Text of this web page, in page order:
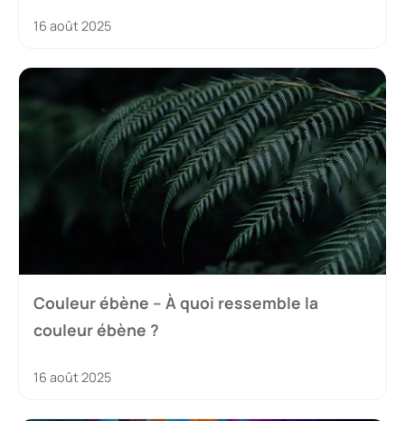
16 août 2025
Couleur ébène – À quoi ressemble la
couleur ébène ?
16 août 2025